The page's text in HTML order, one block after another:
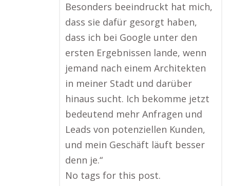
Besonders beeindruckt hat mich,
dass sie dafür gesorgt haben,
dass ich bei Google unter den
ersten Ergebnissen lande, wenn
jemand nach einem Architekten
in meiner Stadt und darüber
hinaus sucht. Ich bekomme jetzt
bedeutend mehr Anfragen und
Leads von potenziellen Kunden,
und mein Geschäft läuft besser
denn je.“
No tags for this post.